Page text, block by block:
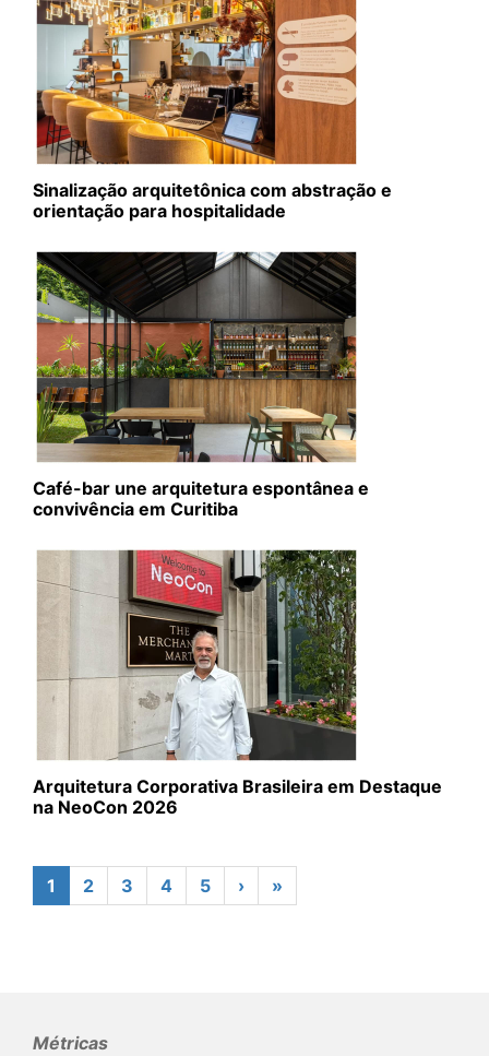
Sinalização arquitetônica com abstração e
orientação para hospitalidade
Café-bar une arquitetura espontânea e
convivência em Curitiba
Arquitetura Corporativa Brasileira em Destaque
na NeoCon 2026
1 2 3 4 5 › »
Métricas